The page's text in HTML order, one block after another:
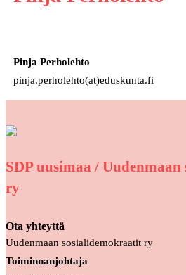
Pinja Perholehto
pinja.perholehto(at)eduskunta.fi
SDP uusimaa /
ry
Ota yhteyttä
Uudenmaan sosialidemokraatit ry
Toiminnanjohtaja